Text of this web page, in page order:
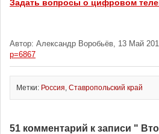
Задать вопросы о цифровом
Автор: Александр Воробьёв, 13 Май
p=6867
Метки: Россия, Ставропольский край
51 комментарий к записи "